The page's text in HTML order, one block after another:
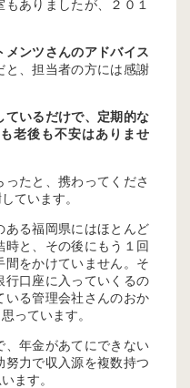
ありましたが、２０１
ンツさんのアドバイス
と、担当者の方には感謝
ているだけで、定期的な
老後も不安はありませ
たと、携わってくださ
ています。
ある福岡県にはほとんど
と、その後にもう１回
をかけていません。そ
行口座に入っていくるの
いる管理会社さんのおか
っています。
、年金があてにできない
努力で収入源を複数持つ
ます。